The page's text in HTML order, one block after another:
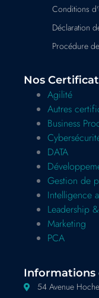
Conditions
Déclaration
Procédure
Nos
Agilité
Autres
Business
DATA
Gestion de
Intelligence
Leadership
Marketing
PCA
Informations
54 Avenue